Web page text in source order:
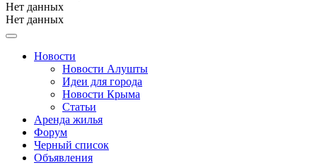
Нет данных
Нет данных
Новости
Новости Алушты
Идеи для города
Новости Крыма
Статьи
Аренда жилья
Форум
Черный список
Объявления